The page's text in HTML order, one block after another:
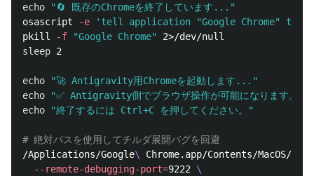
echo
"🔄 既存のChromeを終了しています..."
osascript
-e
'tell application "Google Chrome" to
pkill
-f "Google Chrome"
sleep 2
echo
"🚀 Antigravity用Chromeを起動します..."
echo
"✅ Antigravity側でブラウザ操作が可能になります。"
echo
"終了するには Ctrl+C を押してください。"
# 絶対パスを使用してチルダ展開バグを回避
/Applications/Google\ Chrome.app/Contents/MacOS/
--remote-debugging-port=9222 \